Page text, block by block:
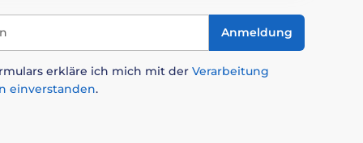
Anmeldung
erkläre ich mich mit der Verarbeitung
einverstanden.